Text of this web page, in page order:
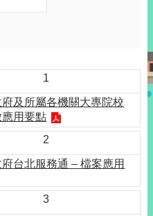
1
及所屬各機關大專院校
用要點
2
台北服務通 – 檔案應用
3